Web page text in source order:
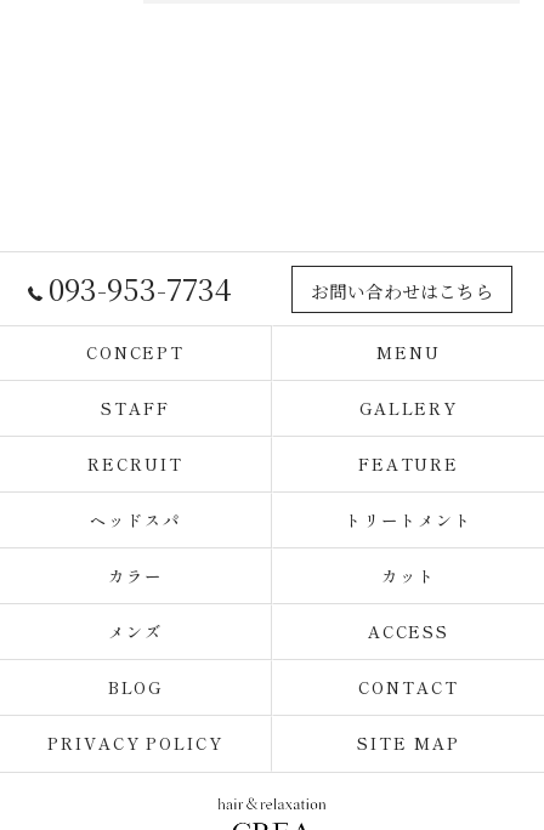
093-953-7734 お問い合わせはこちら
CONCEPT MENU
STAFF GALLERY
RECRUIT FEATURE
ヘッドスパ トリートメント
カラー カット
メンズ ACCESS
BLOG CONTACT
PRIVACY POLICY SITE MAP